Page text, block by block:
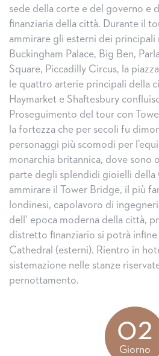
sede della corte e del governo e
finanziaria della città. Durante il
ammirare gli esterni dei principali
Buckingham Palace, Big Ben,
Square, Piccadilly Circus, la
le quattro arterie principali della
Haymarket e Shaftesbury
Proseguimento del tour con
la fortezza che per secoli fu
personaggi più scomodi per
monarchia britannica, dove sono
parte degli splendidi gioielli della
ammirare il Tower Bridge, il più
londinesi, capolavoro di
dell’ epoca moderna della città,
distretto finanziario si potrà infine
Cathedral (esterni). Rientro in
sistemazione nelle stanze
pernottamento.
02
Giorno